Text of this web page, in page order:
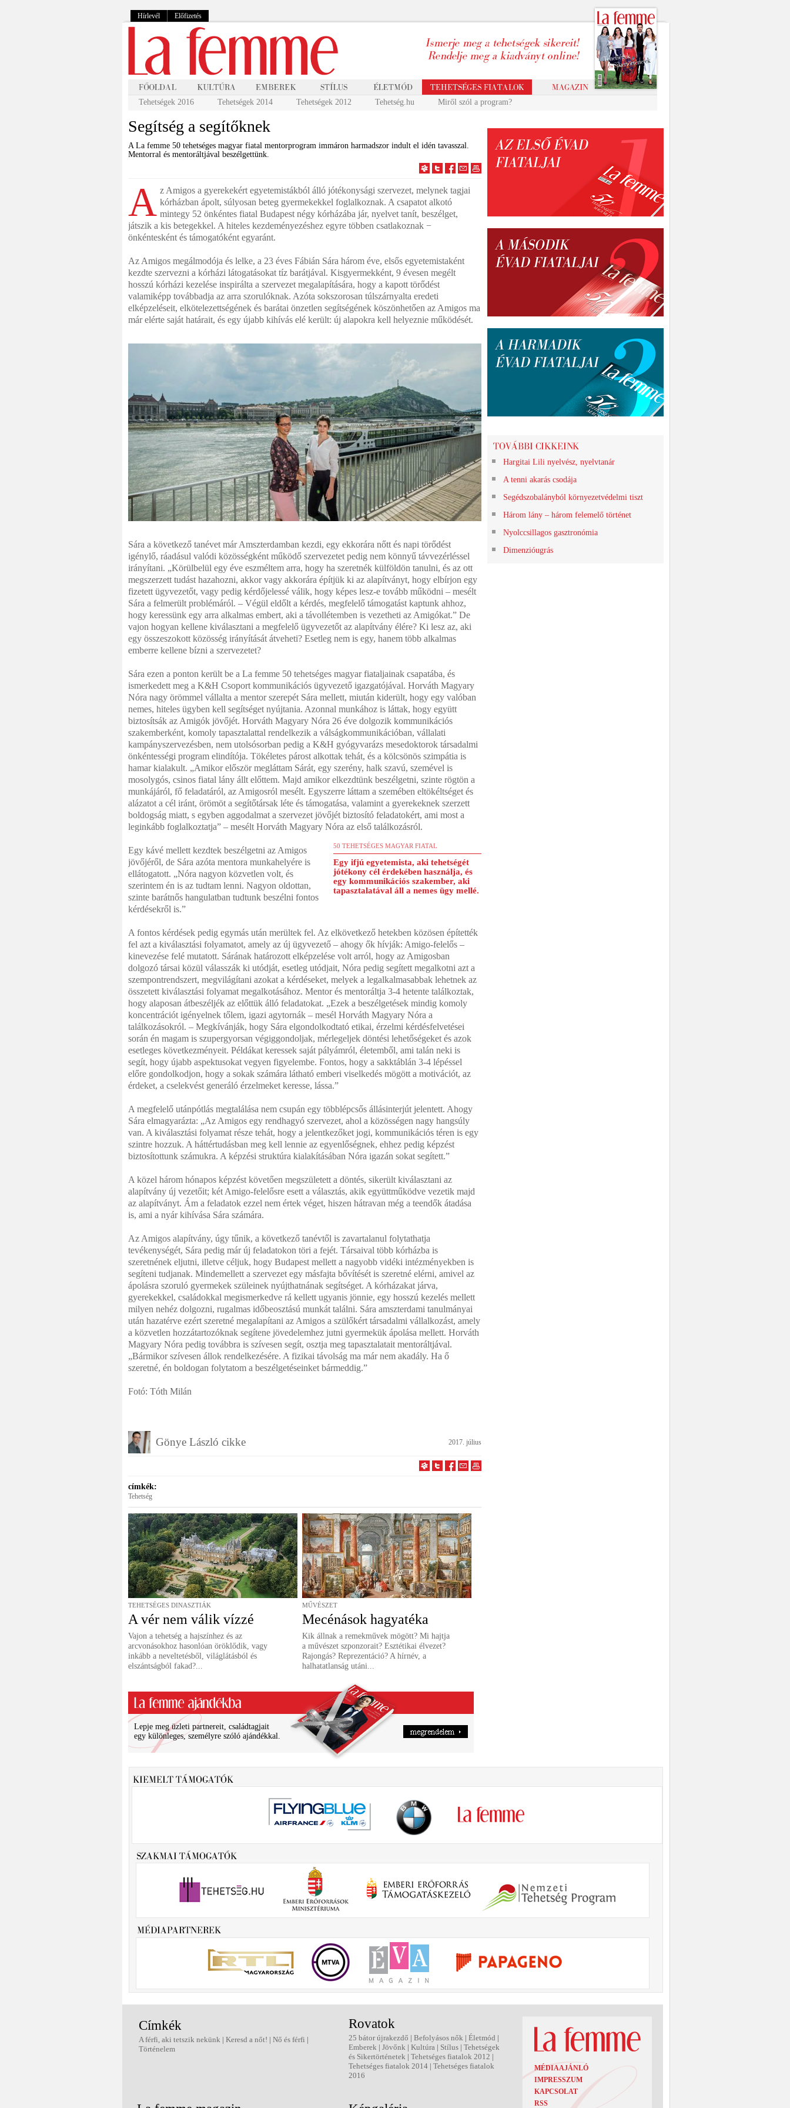
Hírlevél Előfizetés
Tehetségek 2016 Tehetségek 2014 Tehetségek 2012 Tehetség.hu Miről szól a program?
Segítség a segítőknek
A La femme 50 tehetséges magyar fiatal mentorprogram immáron harmadszor indult el idén tavasszal.
Mentorral és mentoráltjával beszélgettünk.
A z Amigos a gyerekekért egyetemistákból álló jótékonysági szervezet, melynek tagjai
kórházban ápolt, súlyosan beteg gyermekekkel foglalkoznak. A csapatot alkotó
mintegy 52 önkéntes fiatal Budapest négy kórházába jár, nyelvet tanít, beszélget,
játszik a kis betegekkel. A hiteles kezdeményezéshez egyre többen csatlakoznak −
önkéntesként és támogatóként egyaránt.
Az Amigos megálmodója és lelke, a 23 éves Fábián Sára három éve, elsős egyetemistaként
kezdte szervezni a kórházi látogatásokat tíz barátjával. Kisgyermekként, 9 évesen megélt
hosszú kórházi kezelése inspirálta a szervezet megalapítására, hogy a kapott törődést
valamiképp továbbadja az arra szorulóknak. Azóta sokszorosan túlszárnyalta eredeti
elképzeléseit, elkötelezettségének és barátai önzetlen segítségének köszönhetően az Amigos ma
már elérte saját határait, és egy újabb kihívás elé került: új alapokra kell helyeznie működését.
Sára a következő tanévet már Amszterdamban kezdi, egy ekkorára nőtt és napi törődést
igénylő, ráadásul valódi közösségként működő szervezetet pedig nem könnyű távvezérléssel
irányítani. „Körülbelül egy éve eszméltem arra, hogy ha szeretnék külföldön tanulni, és az ott
megszerzett tudást hazahozni, akkor vagy akkorára építjük ki az alapítványt, hogy elbírjon egy
fizetett ügyvezetőt, vagy pedig kérdőjelessé válik, hogy képes lesz-e tovább működni – mesélt
Sára a felmerült problémáról. – Végül eldőlt a kérdés, megfelelő támogatást kaptunk ahhoz,
hogy keressünk egy arra alkalmas embert, aki a távollétemben is vezetheti az Amigókat.” De
vajon hogyan kellene kiválasztani a megfelelő ügyvezetőt az alapítvány élére? Ki lesz az, aki
egy összeszokott közösség irányítását átveheti? Esetleg nem is egy, hanem több alkalmas
emberre kellene bízni a szervezetet?
Sára ezen a ponton került be a La femme 50 tehetséges magyar fiataljainak csapatába, és
ismerkedett meg a K&H Csoport kommunikációs ügyvezető igazgatójával. Horváth Magyary
Nóra nagy örömmel vállalta a mentor szerepét Sára mellett, miután kiderült, hogy egy valóban
nemes, hiteles ügyben kell segítséget nyújtania. Azonnal munkához is láttak, hogy együtt
biztosítsák az Amigók jövőjét. Horváth Magyary Nóra 26 éve dolgozik kommunikációs
szakemberként, komoly tapasztalattal rendelkezik a válságkommunikációban, vállalati
kampányszervezésben, nem utolsósorban pedig a K&H gyógyvarázs mesedoktorok társadalmi
önkéntességi program elindítója. Tökéletes párost alkottak tehát, és a kölcsönös szimpátia is
hamar kialakult. „Amikor először megláttam Sárát, egy szerény, halk szavú, szemével is
mosolygós, csinos fiatal lány állt előttem. Majd amikor elkezdtünk beszélgetni, szinte rögtön a
munkájáról, fő feladatáról, az Amigosról mesélt. Egyszerre láttam a szemében eltökéltséget és
alázatot a cél iránt, örömöt a segítőtársak léte és támogatása, valamint a gyerekeknek szerzett
boldogság miatt, s egyben aggodalmat a szervezet jövőjét biztosító feladatokért, ami most a
leginkább foglalkoztatja” – mesélt Horváth Magyary Nóra az első találkozásról.
50 TEHETSÉGES MAGYAR FIATAL
Egy ifjú egyetemista, aki tehetségét
jótékony cél érdekében használja, és
egy kommunikációs szakember, aki
tapasztalatával áll a nemes ügy mellé.
Egy kávé mellett kezdtek beszélgetni az Amigos
jövőjéről, de Sára azóta mentora munkahelyére is
ellátogatott. „Nóra nagyon közvetlen volt, és
szerintem én is az tudtam lenni. Nagyon oldottan,
szinte barátnős hangulatban tudtunk beszélni fontos
kérdésekről is.”
A fontos kérdések pedig egymás után merültek fel. Az elkövetkező hetekben közösen építették
fel azt a kiválasztási folyamatot, amely az új ügyvezető – ahogy ők hívják: Amigo-felelős –
kinevezése felé mutatott. Sárának határozott elképzelése volt arról, hogy az Amigosban
dolgozó társai közül válasszák ki utódját, esetleg utódjait, Nóra pedig segített megalkotni azt a
szempontrendszert, megvilágítani azokat a kérdéseket, melyek a legalkalmasabbak lehetnek az
összetett kiválasztási folyamat megalkotásához. Mentor és mentoráltja 3-4 hetente találkoztak,
hogy alaposan átbeszéljék az előttük álló feladatokat. „Ezek a beszélgetések mindig komoly
koncentrációt igényelnek tőlem, igazi agytornák – mesél Horváth Magyary Nóra a
találkozásokról. – Megkívánják, hogy Sára elgondolkodtató etikai, érzelmi kérdésfelvetései
során én magam is szupergyorsan végiggondoljak, mérlegeljek döntési lehetőségeket és azok
esetleges következményeit. Példákat keressek saját pályámról, életemből, ami talán neki is
segít, hogy újabb aspektusokat vegyen figyelembe. Fontos, hogy a sakktáblán 3-4 lépéssel
előre gondolkodjon, hogy a sokak számára látható emberi viselkedés mögött a motivációt, az
érdeket, a cselekvést generáló érzelmeket keresse, lássa.”
A megfelelő utánpótlás megtalálása nem csupán egy többlépcsős állásinterjút jelentett. Ahogy
Sára elmagyarázta: „Az Amigos egy rendhagyó szervezet, ahol a közösségen nagy hangsúly
van. A kiválasztási folyamat része tehát, hogy a jelentkezőket jogi, kommunikációs téren is egy
szintre hozzuk. A háttértudásban meg kell lennie az egyenlőségnek, ehhez pedig képzést
biztosítottunk számukra. A képzési struktúra kialakításában Nóra igazán sokat segített.”
A közel három hónapos képzést követően megszületett a döntés, sikerült kiválasztani az
alapítvány új vezetőit; két Amigo-felelősre esett a választás, akik együttműködve vezetik majd
az alapítványt. Ám a feladatok ezzel nem értek véget, hiszen hátravan még a teendők átadása
is, ami a nyár kihívása Sára számára.
Az Amigos alapítvány, úgy tűnik, a következő tanévtől is zavartalanul folytathatja
tevékenységét, Sára pedig már új feladatokon töri a fejét. Társaival több kórházba is
szeretnének eljutni, illetve céljuk, hogy Budapest mellett a nagyobb vidéki intézményekben is
segíteni tudjanak. Mindemellett a szervezet egy másfajta bővítését is szeretné elérni, amivel az
ápolásra szoruló gyermekek szüleinek nyújthatnának segítséget. A kórházakat járva,
gyerekekkel, családokkal megismerkedve rá kellett ugyanis jönnie, egy hosszú kezelés mellett
milyen nehéz dolgozni, rugalmas időbeosztású munkát találni. Sára amszterdami tanulmányai
után hazatérve ezért szeretné megalapítani az Amigos a szülőkért társadalmi vállalkozást, amely
a közvetlen hozzátartozóknak segítene jövedelemhez jutni gyermekük ápolása mellett. Horváth
Magyary Nóra pedig továbbra is szívesen segít, osztja meg tapasztalatait mentoráltjával.
„Bármikor szívesen állok rendelkezésére. A fizikai távolság ma már nem akadály. Ha ő
szeretné, én boldogan folytatom a beszélgetéseinket bármeddig.”
Fotó: Tóth Milán
Gönye László cikke 2017. július
címkék:
Tehetség
TEHETSÉGES DINASZTIÁK
A vér nem válik vízzé
Vajon a tehetség a hajszínhez és az
arcvonásokhoz hasonlóan öröklődik, vagy
inkább a neveltetésből, világlátásból és
elszántságból fakad?...
MŰVÉSZET
Mecénások hagyatéka
Kik állnak a remekművek mögött? Mi hajtja
a művészet szponzorait? Esztétikai élvezet?
Rajongás? Reprezentáció? A hírnév, a
halhatatlanság utáni...
Lepje meg üzleti partnereit, családtagjait
egy különleges, személyre szóló ajándékkal.
Hargitai Lili nyelvész, nyelvtanár
A tenni akarás csodája
Segédszobalányból környezetvédelmi tiszt
Három lány – három felemelő történet
Nyolccsillagos gasztronómia
Dimenzióugrás
Címkék
A férfi, aki tetszik nekünk | Keresd a nőt! | Nő és férfi |
Történelem
Rovatok
25 bátor újrakezdő | Befolyásos nők | Életmód |
Emberek | Jövőnk | Kultúra | Stílus | Tehetségek
és Sikertörténetek | Tehetséges fiatalok 2012 |
Tehetséges fiatalok 2014 | Tehetséges fiatalok
2016
MÉDIAAJÁNLÓ
IMPRESSZUM
KAPCSOLAT
RSS